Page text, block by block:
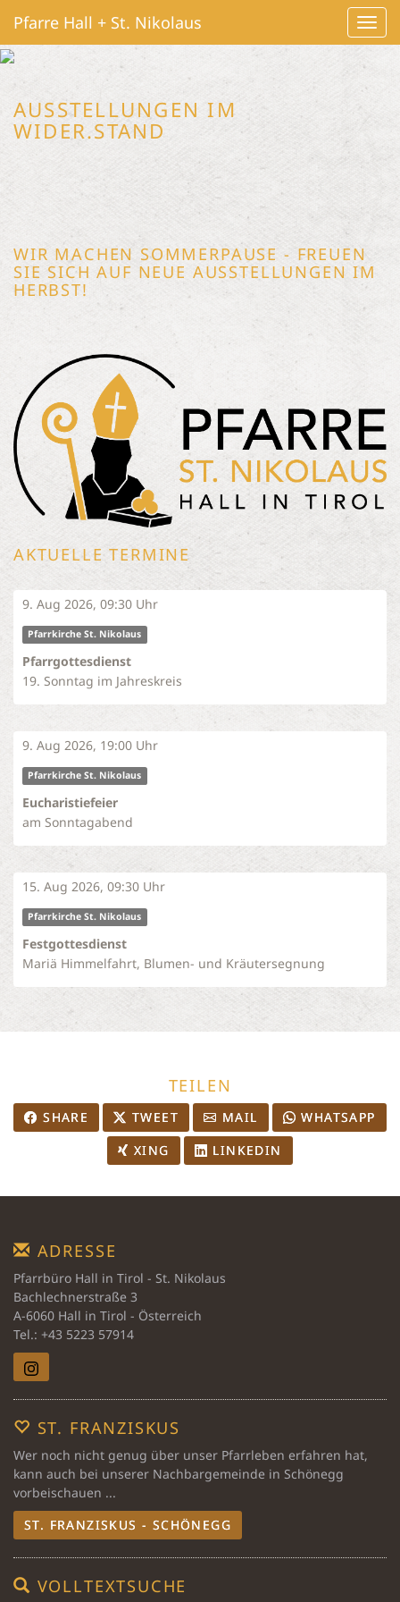
ein-/
Pfarre Hall + St. Nikolaus
AUSSTELLUNGEN IM
WIDER.STAND
WIR MACHEN SOMMERPAUSE - FREUEN
SIE SICH AUF NEUE AUSSTELLUNGEN IM
HERBST!
AKTUELLE TERMINE
9. Aug 2026, 09:30 Uhr
Pfarrkirche St. Nikolaus
Pfarrgottesdienst
19. Sonntag im Jahreskreis
9. Aug 2026, 19:00 Uhr
Pfarrkirche St. Nikolaus
Eucharistiefeier
am Sonntagabend
15. Aug 2026, 09:30 Uhr
Pfarrkirche St. Nikolaus
Festgottesdienst
Mariä Himmelfahrt, Blumen- und Kräutersegnung
TEILEN
SHARE TWEET MAIL
WHATSAPP
XING
LINKEDIN
ADRESSE
Pfarrbüro Hall in Tirol - St. Nikolaus
Bachlechnerstraße 3
A-6060 Hall in Tirol - Österreich
Tel.: +43 5223 57914
ST. FRANZISKUS
Wer noch nicht genug über unser Pfarrleben erfahren hat,
kann auch bei unserer Nachbargemeinde in Schönegg
vorbeischauen ...
ST. FRANZISKUS - SCHÖNEGG
VOLLTEXTSUCHE